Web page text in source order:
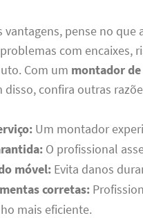
vantagens, pense no
com encaixes,
Com um montador de
disso, confira outras
Um montador
O profissional
móvel:Evita danos
corretas:
mais eficiente.